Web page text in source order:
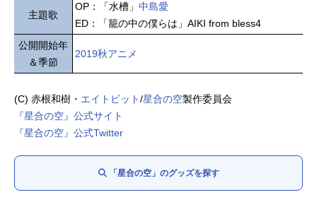
主題歌
OP：「水槽」 中島愛
ED：「籠の中の僕らは」AIKI from bless4
公開開始年
＆季節
2019秋アニメ
(C) 赤根和樹・ エイトビット/星合の空製作委員会
『星合の空』公式サイト
『星合の空』公式Twitter
「星合の空」のグッズを探す